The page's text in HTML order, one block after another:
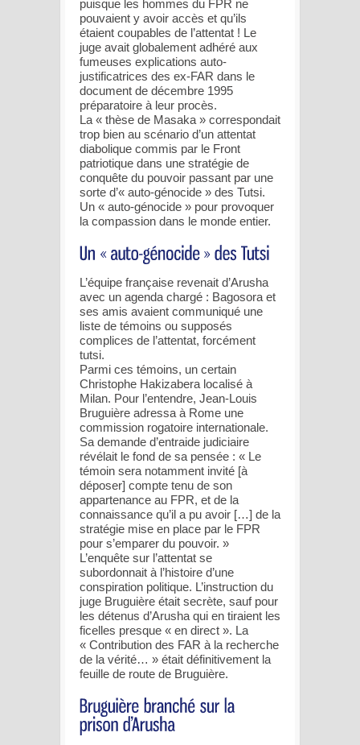
puisque les hommes du FPR ne
pouvaient y avoir accès et qu’ils
étaient coupables de l’attentat ! Le
juge avait globalement adhéré aux
fumeuses explications auto-
justificatrices des ex-FAR dans le
document de décembre 1995
préparatoire à leur procès.
La « thèse de Masaka » correspondait
trop bien au scénario d’un attentat
diabolique commis par le Front
patriotique dans une stratégie de
conquête du pouvoir passant par une
sorte d’« auto-génocide » des Tutsi.
Un « auto-génocide » pour provoquer
la compassion dans le monde entier.
L’équipe française revenait d’Arusha
avec un agenda chargé : Bagosora et
ses amis avaient communiqué une
liste de témoins ou supposés
complices de l’attentat, forcément
tutsi.
Parmi ces témoins, un certain
Christophe Hakizabera localisé à
Milan. Pour l’entendre, Jean-Louis
Bruguière adressa à Rome une
commission rogatoire internationale.
Sa demande d’entraide judiciaire
révélait le fond de sa pensée : « Le
témoin sera notamment invité [à
déposer] compte tenu de son
appartenance au FPR, et de la
connaissance qu’il a pu avoir […] de la
stratégie mise en place par le FPR
pour s’emparer du pouvoir. »
L’enquête sur l’attentat se
subordonnait à l’histoire d’une
conspiration politique. L’instruction du
juge Bruguière était secrète, sauf pour
les détenus d’Arusha qui en tiraient les
ficelles presque « en direct ». La
« Contribution des FAR à la recherche
de la vérité… » était définitivement la
feuille de route de Bruguière.